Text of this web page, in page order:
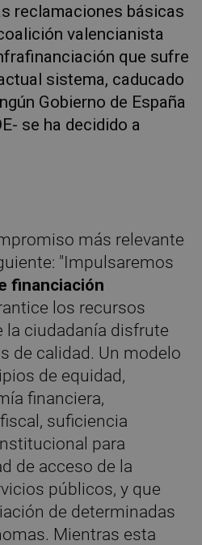
reclamaciones básicas
valencianista
que sufre
sistema, caducado
Gobierno de España
se ha decidido a
más relevante
"Impulsaremos
financiación
los recursos
la ciudadanía disfrute
de calidad. Un modelo
de equidad,
financiera,
suficiencia
para
de acceso de la
públicos, y que
de determinadas
Mientras esta